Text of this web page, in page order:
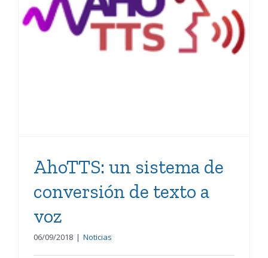
AhoTTS: un sistema de
conversión de texto a voz
AhoTTS: un sistema de
conversión de texto a
voz
06/09/2018 | Noticias